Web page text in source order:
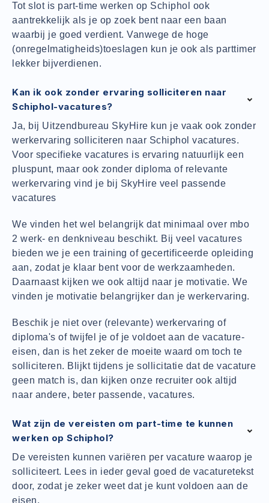
Tot slot is part-time werken op Schiphol ook
aantrekkelijk als je op zoek bent naar een baan
waarbij je goed verdient. Vanwege de hoge
(onregelmatigheids)toeslagen kun je ook als parttimer
lekker bijverdienen.
Kan ik ook zonder ervaring solliciteren naar
Schiphol-vacatures?
Ja, bij Uitzendbureau SkyHire kun je vaak ook zonder
werkervaring solliciteren naar Schiphol vacatures.
Voor specifieke vacatures is ervaring natuurlijk een
pluspunt, maar ook zonder diploma of relevante
werkervaring vind je bij SkyHire veel passende
vacatures
We vinden het wel belangrijk dat minimaal over mbo
2 werk- en denkniveau beschikt. Bij veel vacatures
bieden we je een training of gecertificeerde opleiding
aan, zodat je klaar bent voor de werkzaamheden.
Daarnaast kijken we ook altijd naar je motivatie. We
vinden je motivatie belangrijker dan je werkervaring.
Beschik je niet over (relevante) werkervaring of
diploma's of twijfel je of je voldoet aan de vacature-
eisen, dan is het zeker de moeite waard om toch te
solliciteren. Blijkt tijdens je sollicitatie dat de vacature
geen match is, dan kijken onze recruiter ook altijd
naar andere, beter passende, vacatures.
Wat zijn de vereisten om part-time te kunnen
werken op Schiphol?
De vereisten kunnen variëren per vacature waarop je
solliciteert. Lees in ieder geval goed de vacaturetekst
door, zodat je zeker weet dat je kunt voldoen aan de
eisen.